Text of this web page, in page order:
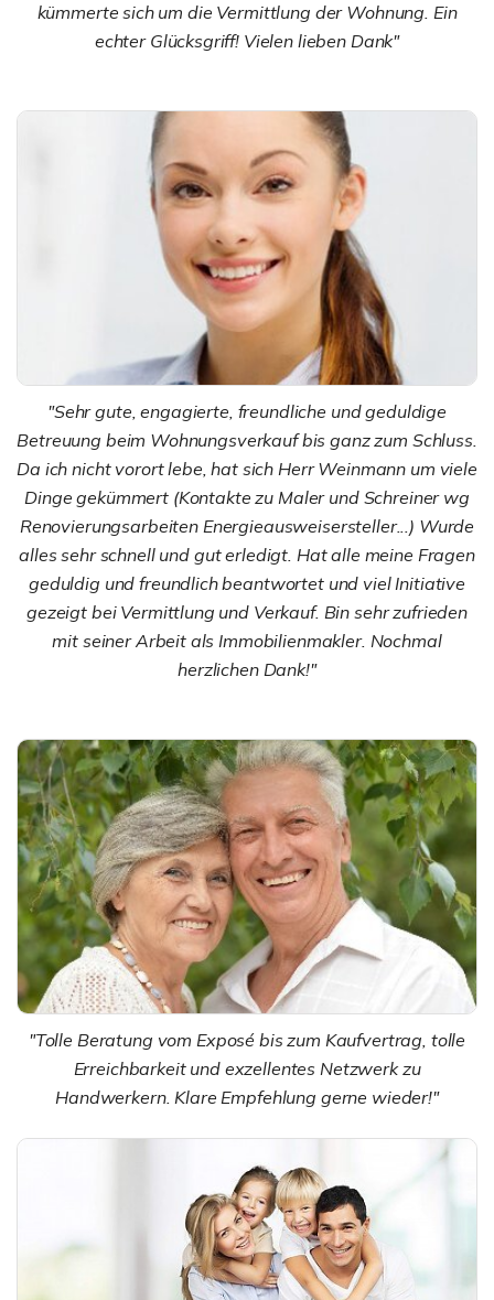
kümmerte sich um die Vermittlung der Wohnung. Ein
echter Glücksgriff! Vielen lieben Dank"
"Sehr gute, engagierte, freundliche und geduldige
Betreuung beim Wohnungsverkauf bis ganz zum Schluss.
Da ich nicht vorort lebe, hat sich Herr Weinmann um viele
Dinge gekümmert (Kontakte zu Maler und Schreiner wg
Renovierungsarbeiten Energieausweisersteller...) Wurde
alles sehr schnell und gut erledigt. Hat alle meine Fragen
geduldig und freundlich beantwortet und viel Initiative
gezeigt bei Vermittlung und Verkauf. Bin sehr zufrieden
mit seiner Arbeit als Immobilienmakler. Nochmal
herzlichen Dank!"
"Tolle Beratung vom Exposé bis zum Kaufvertrag, tolle
Erreichbarkeit und exzellentes Netzwerk zu
Handwerkern. Klare Empfehlung gerne wieder!"